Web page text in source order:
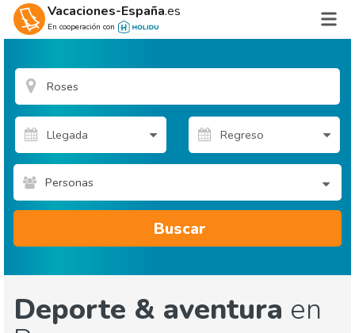
Vacaciones-España.es
En cooperación con
Personas
Buscar
Deporte & aventura en